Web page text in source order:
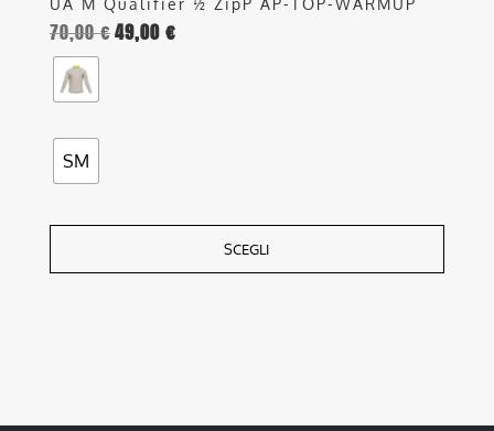
UA M Qualifier ½ ZipP AP-TOP-WARMUP
70,00€49,00 €
SM
SCEGLI